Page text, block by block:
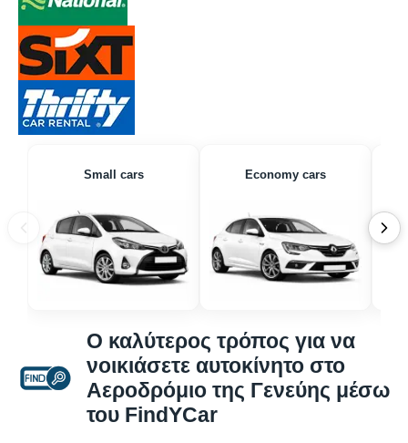
Small cars Economy cars
Ο καλύτερος τρόπος για να
νοικιάσετε αυτοκίνητο στο
Αεροδρόμιο της Γενεύης μέσω
του FindYCar